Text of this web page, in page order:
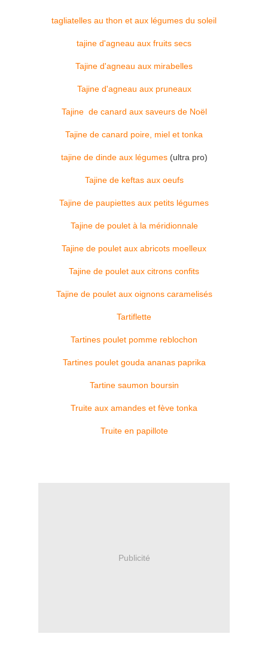
tagliatelles au thon et aux légumes du soleil
tajine d'agneau aux fruits secs
Tajine d'agneau aux mirabelles
Tajine d'agneau aux pruneaux
Tajine de canard aux saveurs de Noël
Tajine de canard poire, miel et tonka
tajine de dinde aux légumes(ultra pro)
Tajine de keftas aux oeufs
Tajine de paupiettes aux petits légumes
Tajine de poulet à la méridionnale
Tajine de poulet aux abricots moelleux
Tajine de poulet aux citrons confits
Tajine de poulet aux oignons caramelisés
Tartiflette
Tartines poulet pomme reblochon
Tartines poulet gouda ananas paprika
Tartine saumon boursin
Truite aux amandes et fève tonka
Truite en papillote
Publicité